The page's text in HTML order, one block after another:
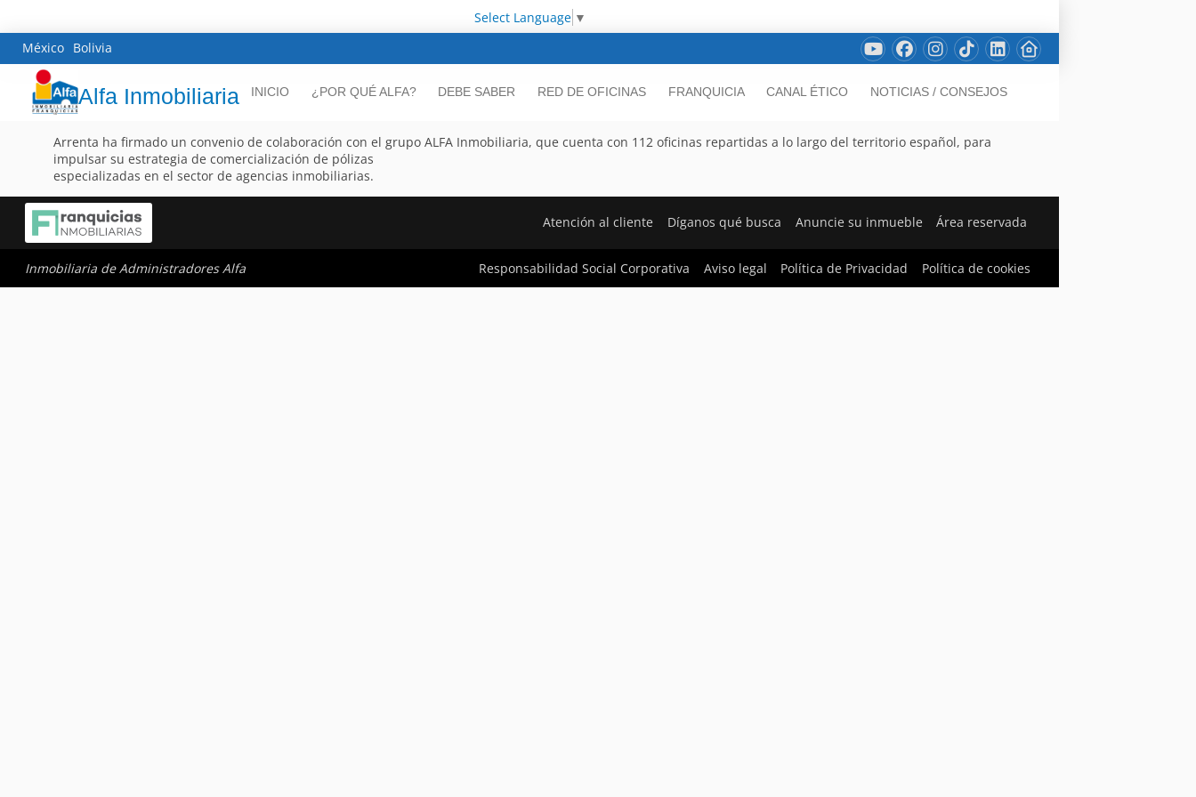
Select Language ▼
México Bolivia
Alfa Inmobiliaria INICIO ¿POR QUÉ ALFA? DEBE SABER RED DE OFICINAS FRANQUICIA CANAL ÉTICO NOTICIAS / CONSEJOS
Arrenta ha firmado un convenio de colaboración con el grupo ALFA Inmobiliaria, que cuenta con 112 oficinas repartidas a lo largo del territorio español, para
impulsar su estrategia de comercialización de pólizas
especializadas en el sector de agencias inmobiliarias.
Atención al cliente Díganos qué busca Anuncie su inmueble Área reservada
Inmobiliaria de Administradores Alfa Responsabilidad Social Corporativa Aviso legal Política de Privacidad Política de cookies